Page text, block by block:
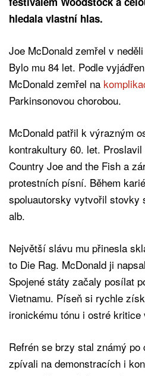
hledala vlastní hlas.
Joe McDonald zemřel v
Bylo mu 84 let. Podle
McDonald zemřel na
Parkinsonovou chorobou.
McDonald patřil k výrazným
kontrakultury 60. let.
Country Joe and the Fish a
protestních písní. Během
spoluautorsky vytvořil stovky
alb.
Největší slávu mu přinesla
to Die Rag. McDonald ji
Spojené státy začaly posílat
Vietnamu. Píseň si rychle
ironickému tónu i ostré kritice
Refrén se brzy stal známý po
zpívali na demonstracích i